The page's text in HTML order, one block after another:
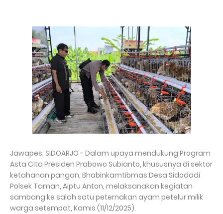
Jawapes, SIDOARJO - Dalam upaya mendukung Program
Asta Cita Presiden Prabowo Subianto, khususnya di sektor
ketahanan pangan, Bhabinkamtibmas Desa Sidodadi
Polsek Taman, Aiptu Anton, melaksanakan kegiatan
sambang ke salah satu peternakan ayam petelur milik
warga setempat, Kamis (11/12/2025).